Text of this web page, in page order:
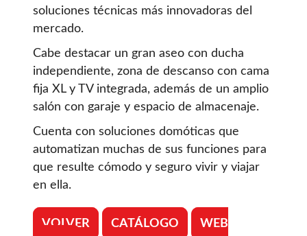
soluciones técnicas más innovadoras del
mercado.
Cabe destacar un gran aseo con ducha
independiente, zona de descanso con cama
fija XL y TV integrada, además de un amplio
salón con garaje y espacio de almacenaje.
Cuenta con soluciones domóticas que
automatizan muchas de sus funciones para
que resulte cómodo y seguro vivir y viajar
en ella.
VOLVER CATÁLOGO
WEB